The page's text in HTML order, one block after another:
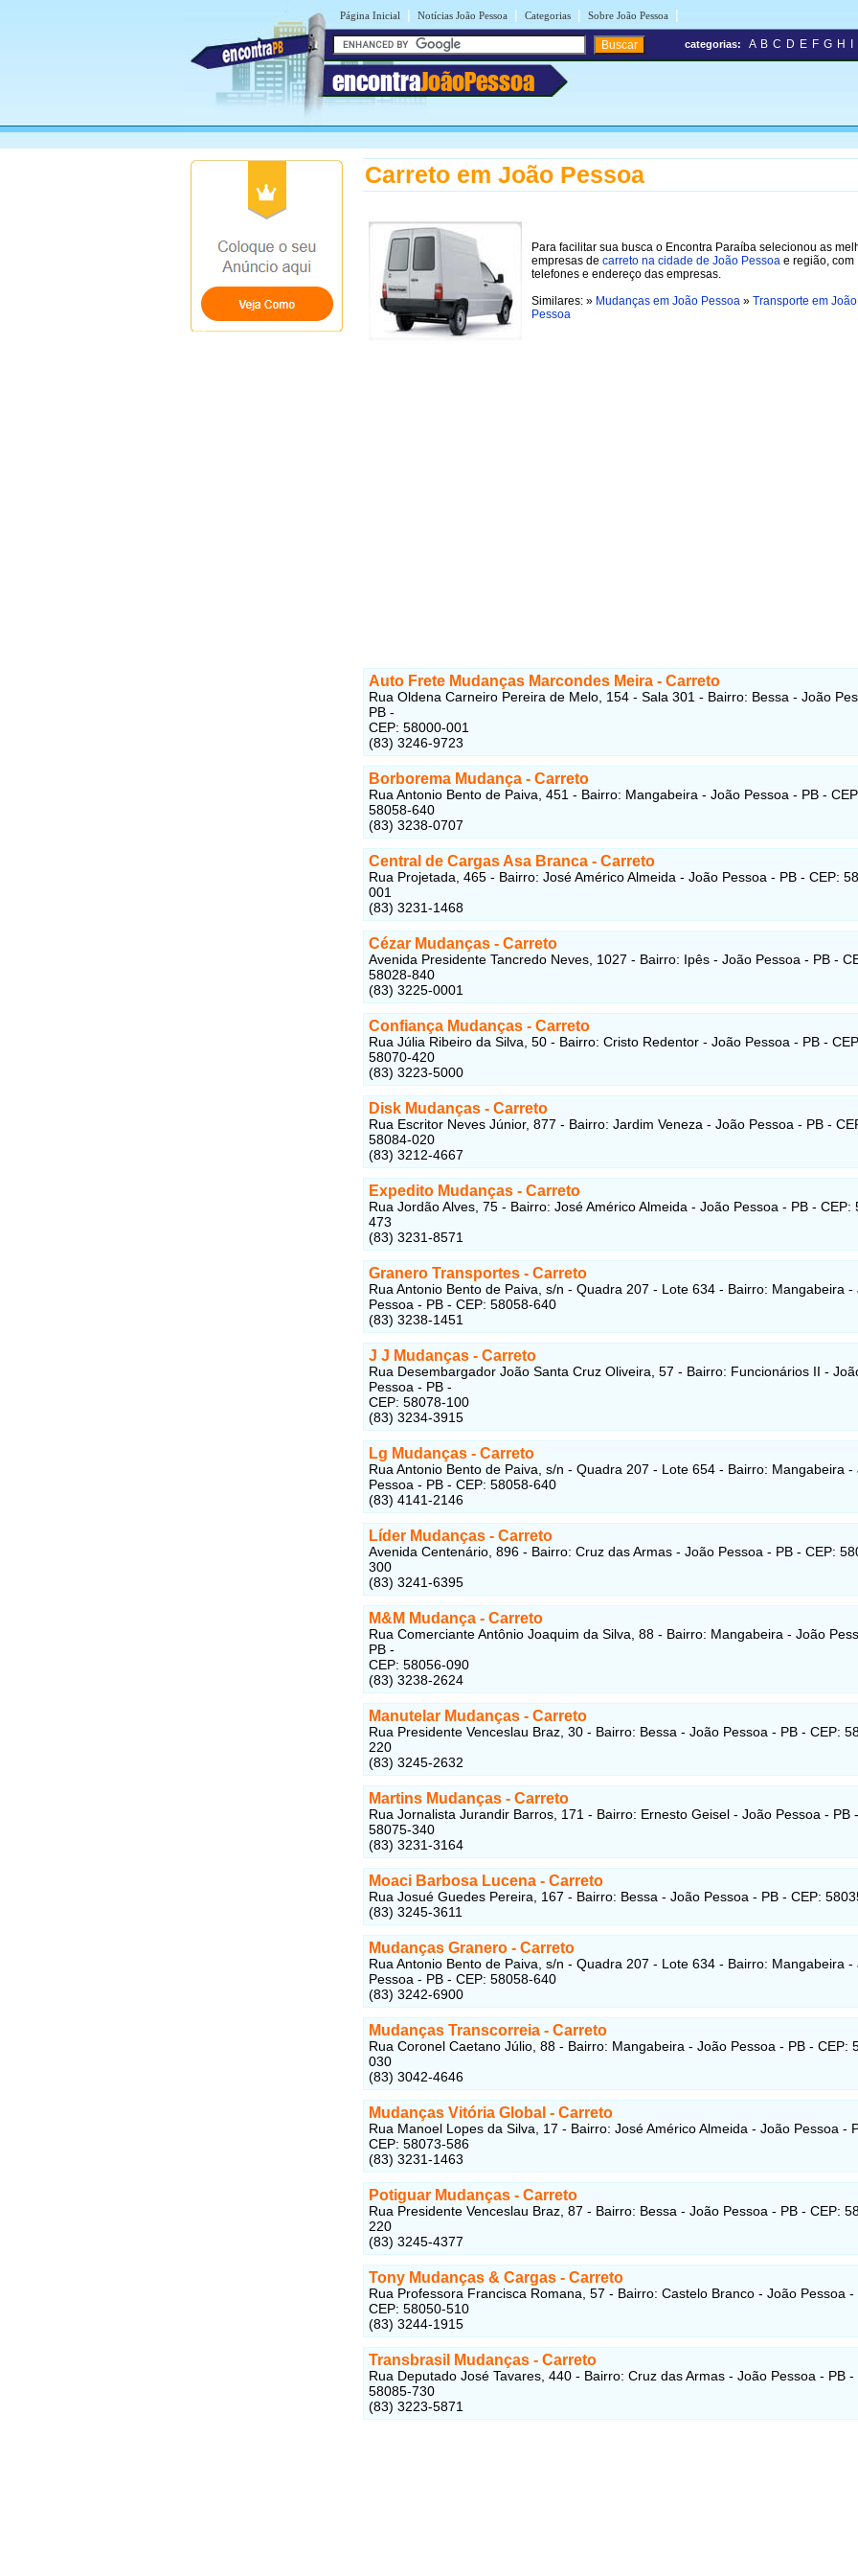
Página Inicial | Notícias João Pessoa | Categorias | Sobre João Pessoa |
encontraJoãoPessoa
categorias: A B C D E F G H
Carreto em João Pessoa
Para facilitar sua busca o Encontra Paraíba selecionou as
empresas de carreto na cidade de João Pessoa e região, com
telefones e endereço das empresas.
Similares: » Mudanças em João Pessoa » Transporte em João
Pessoa
Auto Frete Mudanças Marcondes Meira - Carreto
Rua Oldena Carneiro Pereira de Melo, 154 - Sala 301 - Bairro: Bessa - João
PB -
CEP: 58000-001
(83) 3246-9723
Borborema Mudança - Carreto
Rua Antonio Bento de Paiva, 451 - Bairro: Mangabeira - João Pessoa - PB -
58058-640
(83) 3238-0707
Central de Cargas Asa Branca - Carreto
Rua Projetada, 465 - Bairro: José Américo Almeida - João Pessoa - PB - CEP:
001
(83) 3231-1468
Cézar Mudanças - Carreto
Avenida Presidente Tancredo Neves, 1027 - Bairro: Ipês - João Pessoa - PB -
58028-840
(83) 3225-0001
Confiança Mudanças - Carreto
Rua Júlia Ribeiro da Silva, 50 - Bairro: Cristo Redentor - João Pessoa - PB -
58070-420
(83) 3223-5000
Disk Mudanças - Carreto
Rua Escritor Neves Júnior, 877 - Bairro: Jardim Veneza - João Pessoa - PB -
58084-020
(83) 3212-4667
Expedito Mudanças - Carreto
Rua Jordão Alves, 75 - Bairro: José Américo Almeida - João Pessoa - PB - CEP:
473
(83) 3231-8571
Granero Transportes - Carreto
Rua Antonio Bento de Paiva, s/n - Quadra 207 - Lote 634 - Bairro: Mangabeira -
Pessoa - PB - CEP: 58058-640
(83) 3238-1451
J J Mudanças - Carreto
Rua Desembargador João Santa Cruz Oliveira, 57 - Bairro: Funcionários II -
Pessoa - PB -
CEP: 58078-100
(83) 3234-3915
Lg Mudanças - Carreto
Rua Antonio Bento de Paiva, s/n - Quadra 207 - Lote 654 - Bairro: Mangabeira -
Pessoa - PB - CEP: 58058-640
(83) 4141-2146
Líder Mudanças - Carreto
Avenida Centenário, 896 - Bairro: Cruz das Armas - João Pessoa - PB - CEP:
300
(83) 3241-6395
M&M Mudança - Carreto
Rua Comerciante Antônio Joaquim da Silva, 88 - Bairro: Mangabeira - João
PB -
CEP: 58056-090
(83) 3238-2624
Manutelar Mudanças - Carreto
Rua Presidente Venceslau Braz, 30 - Bairro: Bessa - João Pessoa - PB - CEP:
220
(83) 3245-2632
Martins Mudanças - Carreto
Rua Jornalista Jurandir Barros, 171 - Bairro: Ernesto Geisel - João Pessoa - PB
58075-340
(83) 3231-3164
Moaci Barbosa Lucena - Carreto
Rua Josué Guedes Pereira, 167 - Bairro: Bessa - João Pessoa - PB - CEP:
(83) 3245-3611
Mudanças Granero - Carreto
Rua Antonio Bento de Paiva, s/n - Quadra 207 - Lote 634 - Bairro: Mangabeira -
Pessoa - PB - CEP: 58058-640
(83) 3242-6900
Mudanças Transcorreia - Carreto
Rua Coronel Caetano Júlio, 88 - Bairro: Mangabeira - João Pessoa - PB - CEP:
030
(83) 3042-4646
Mudanças Vitória Global - Carreto
Rua Manoel Lopes da Silva, 17 - Bairro: José Américo Almeida - João Pessoa -
CEP: 58073-586
(83) 3231-1463
Potiguar Mudanças - Carreto
Rua Presidente Venceslau Braz, 87 - Bairro: Bessa - João Pessoa - PB - CEP:
220
(83) 3245-4377
Tony Mudanças & Cargas - Carreto
Rua Professora Francisca Romana, 57 - Bairro: Castelo Branco - João Pessoa -
CEP: 58050-510
(83) 3244-1915
Transbrasil Mudanças - Carreto
Rua Deputado José Tavares, 440 - Bairro: Cruz das Armas - João Pessoa - PB -
58085-730
(83) 3223-5871